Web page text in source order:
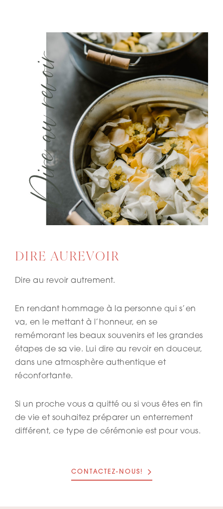
DIRE AUREVOIR
Dire au revoir autrement.
En rendant hommage à la personne qui s’en
va, en le mettant à l’honneur, en se
remémorant les beaux souvenirs et les grandes
étapes de sa vie. Lui dire au revoir en douceur,
dans une atmosphère authentique et
réconfortante.
Si un proche vous a quitté ou si vous êtes en fin
de vie et souhaitez préparer un enterrement
différent, ce type de cérémonie est pour vous.
CONTACTEZ-NOUS!